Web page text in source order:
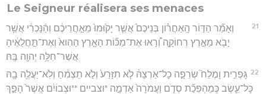
Le Seigneur réalisera ses menaces
21
וְאָמַ֞ר הַדּ֣וֹר הָֽאַחֲר֗וֹן בְּנֵיכֶם֙ אֲשֶׁ֤ר יָק֙וּמוּ֙ מֵאַ֣חֲרֵיכֶ֔ם וְהַ֨נָּכְרִ֔י אֲשֶׁ֥ר
יָבֹ֖א מֵאֶ֣רֶץ רְחוֹקָ֑ה וְ֠רָאוּ אֶת־מַכּ֞וֹת הָאָ֤רֶץ הַהִוא֙ וְאֶת־תַּ֣חֲלֻאֶ֔יהָ
אֲשֶׁר־חִלָּ֥ה יְהוָ֖ה בָּֽהּ׃
22 גָּפְרִ֣ית וָמֶלַח֮ שְׂרֵפָ֣ה כָל־אַרְצָהּ֒ לֹ֤א תִזָּרַע֙ וְלֹ֣א תַצְמִ֔חַ וְלֹֽא־יַעֲלֶ֥ה בָ֖הּ
כָּל־עֵ֑שֶׂב כְּֽמַהְפֵּכַ֞ת סְדֹ֤ם וַעֲמֹרָה֙ אַדְמָ֣ה *וצביים **וּצְבוֹיִ֔ם אֲשֶׁר֙ הָפַ֣ךְ